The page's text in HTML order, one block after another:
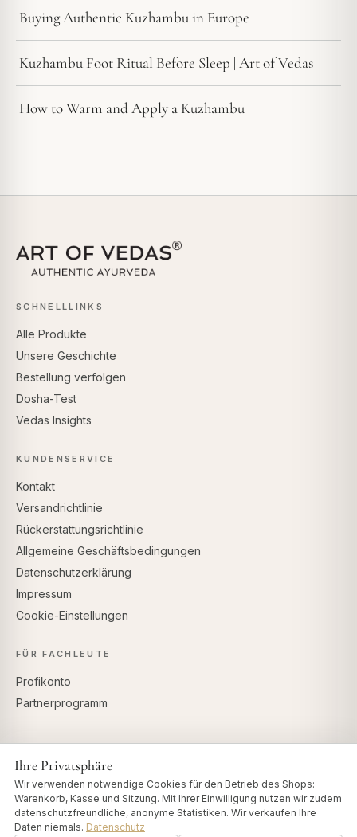
Buying Authentic Kuzhambu in Europe
Kuzhambu Foot Ritual Before Sleep | Art of Vedas
How to Warm and Apply a Kuzhambu
SCHNELLLINKS
Alle Produkte
Unsere Geschichte
Bestellung verfolgen
Dosha-Test
Vedas Insights
KUNDENSERVICE
Kontakt
Versandrichtlinie
Rückerstattungsrichtlinie
Allgemeine Geschäftsbedingungen
Datenschutzerklärung
Impressum
Cookie-Einstellungen
FÜR FACHLEUTE
Profikonto
Partnerprogramm
Ihre Privatsphäre
Wir verwenden notwendige Cookies für den Betrieb des Shops:
Warenkorb, Kasse und Sitzung. Mit Ihrer Einwilligung nutzen wir zudem
datenschutzfreundliche, anonyme Statistiken. Wir verkaufen Ihre
Daten niemals. Datenschutz